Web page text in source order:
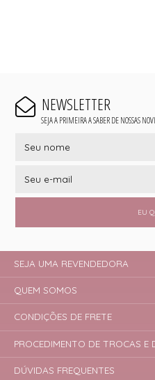
NEWSLETTER
SEJA A PRIMEIRA A SABER DE NOSSAS
EU
SEJA UMA REVENDEDORA
QUEM SOMOS
CONDIÇÕES DE FRETE
PROCEDIMENTO DE TROCAS E
DÚVIDAS FREQUENTES